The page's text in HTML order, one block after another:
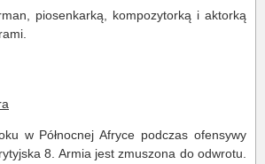
piosenkarką, kompozytorką i aktorką
w Północnej Afryce podczas ofensywy
8. Armia jest zmuszona do odwrotu.